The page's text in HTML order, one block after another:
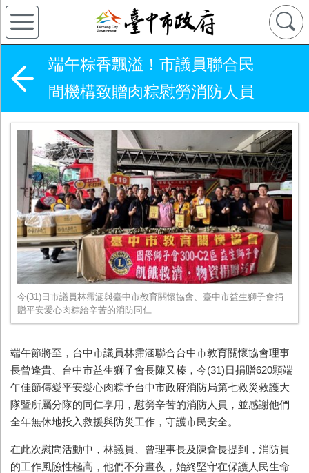
端午粽香飄溢！市議員聯合民
間機構致贈肉粽慰勞消防人員
今(31)日市議員林霈涵與臺中市教育關懷協會、臺中市益生獅子會捐
贈平安愛心肉粽給辛苦的消防同仁
端午節將至，台中市議員林霈涵聯合台中市教育關懷協會理事
長曾逢貴、台中市益生獅子會長陳又榛，今(31)日捐贈620顆端
午佳節傳愛平安愛心肉粽予台中市政府消防局第七救災救護大
隊暨所屬分隊的同仁享用，慰勞辛苦的消防人員，並感謝他們
全年無休地投入救援與防災工作，守護市民安全。
在此次慰問活動中，林議員、曾理事長及陳會長提到，消防員
的工作風險性極高，他們不分晝夜，始終堅守在保護人民生命